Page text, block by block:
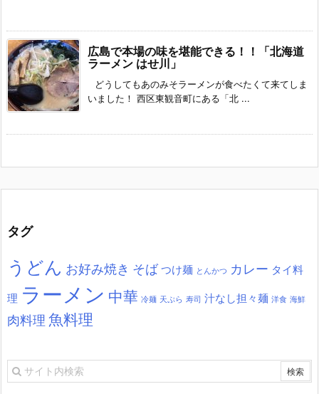
広島で本場の味を堪能できる！！「北海道
ラーメン はせ川」
どうしてもあのみそラーメンが食べたくて来てしま
いました！ 西区東観音町にある「北 ...
タグ
うどん お好み焼き そば つけ麺 とんかつ カレー タイ料
理 ラーメン 中華 冷麺 天ぷら 寿司 汁なし担々麺 洋食 海鮮
肉料理 魚料理